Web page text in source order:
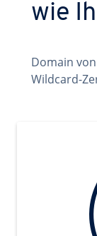
wie
Domain von
Wildcard-